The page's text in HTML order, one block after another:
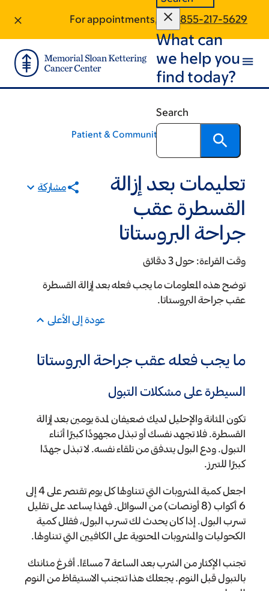
For appointments, call:855-217-5629
What can
we help you
find today?
Search
Patient & Community Education
تعليمات بعد إزالة
القسطرة عقب
جراحة البروستاتا
مشاركة
وقت القراءة:حول 3 دقائق
توضح هذه المعلومات ما يجب فعله بعد إزالة القسطرة
عقب جراحة البروستاتا.
عودة إلى الأعلى
ما يجب فعله عقب جراحة البروستاتا
السيطرة على مشكلات التبول
تكون المثانة والإحليل لديك ضعيفان لمدة يومين بعد إزالة
القسطرة. فلا تجهد نفسك أو تبذل مجهودًا كبيرًا أثناء
التبول. ودع البول يتدفق من تلقاء نفسه. لا تبذل جهدًا
كبيرًا للتبرز.
اجعل كمية المشروبات التي تتناولها كل يوم تقتصر على 4 إلى
6 أكواب (8 أونصات) من السوائل. فهذا يساعد على تقليل
تسرب البول. إذا كان يحدث لك تسرب البول، فقلل كمية
الكحوليات والمشروبات المحتوية على الكافيين التي تتناولها.
تجنب الإكثار من الشرب بعد الساعة 7 مساءًا. أفرغ مثانتك
بالتبول قبل النوم. يجعلك هذا تتجنب الاستيقاظ من النوم